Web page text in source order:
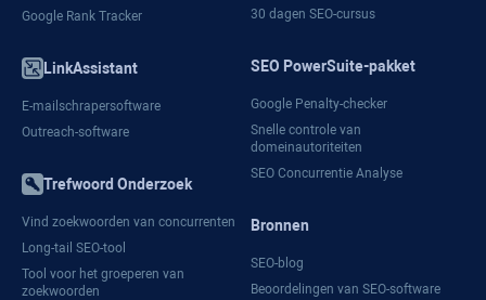
Google Rank Tracker
LinkAssistant
E-mailschrapersoftware
Outreach-software
Trefwoord Onderzoek
Vind zoekwoorden van concurrenten
Long-tail SEO-tool
Tool voor het groeperen van
zoekwoorden
30 dagen SEO-cursus
SEO PowerSuite-pakket
Google Penalty-checker
Snelle controle van
domeinautoriteiten
SEO Concurrentie Analyse
Bronnen
SEO-blog
Beoordelingen van SEO-software